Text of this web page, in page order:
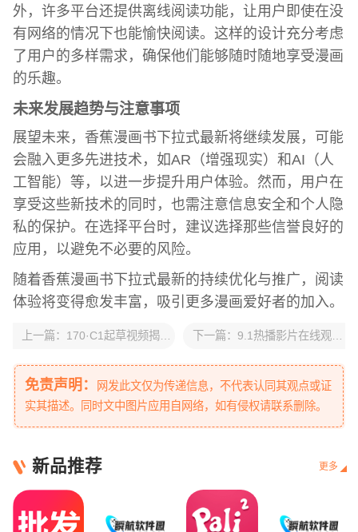
外，许多平台还提供离线阅读功能，让用户即使在没
有网络的情况下也能愉快阅读。这样的设计充分考虑
了用户的多样需求，确保他们能够随时随地享受漫画
的乐趣。
未来发展趋势与注意事项
展望未来，香蕉漫画书下拉式最新将继续发展，可能
会融入更多先进技术，如AR（增强现实）和AI（人
工智能）等，以进一步提升用户体验。然而，用户在
享受这些新技术的同时，也需注意信息安全和个人隐
私的保护。在选择平台时，建议选择那些信誉良好的
应用，以避免不必要的风险。
随着香蕉漫画书下拉式最新的持续优化与推广，阅读
体验将变得愈发丰富，吸引更多漫画爱好者的加入。
上一篇： 170·C1起草视频揭秘：横杠连接创新与探索- 疑问待解 下一篇： 9.1热播影片在线观看-免费视频资源大揭秘：你值得拥有吗？
免责声明：
网发此文仅为传递信息，不代表认同其观点或证
实其描述。同时文中图片应用自网络，如有侵权请联系删除。
新品推荐 更多